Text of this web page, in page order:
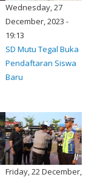
Wednesday, 27
December, 2023 -
19:13
SD Mutu Tegal Buka
Pendaftaran Siswa
Baru
Friday, 22 December,